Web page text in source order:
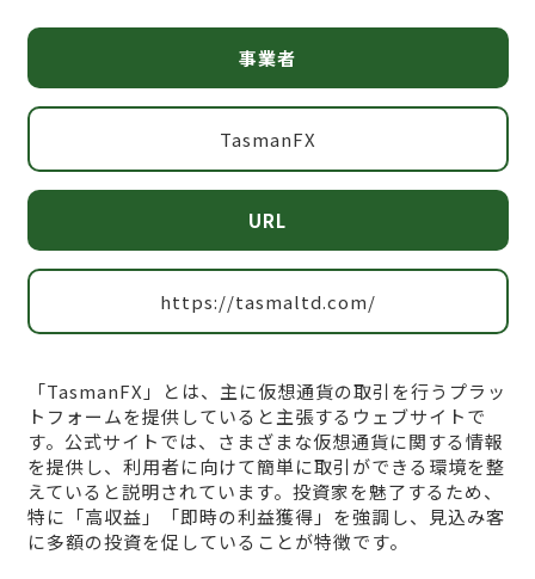
事業者
TasmanFX
URL
https://tasmaltd.com/
「TasmanFX」とは、主に仮想通貨の取引を行うプラッ
トフォームを提供していると主張するウェブサイトで
す。公式サイトでは、さまざまな仮想通貨に関する情報
を提供し、利用者に向けて簡単に取引ができる環境を整
えていると説明されています。投資家を魅了するため、
特に「高収益」「即時の利益獲得」を強調し、見込み客
に多額の投資を促していることが特徴です。